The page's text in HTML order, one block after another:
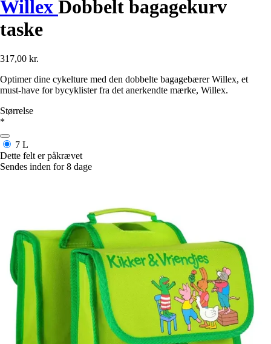
Willex Dobbelt bagagekurv
taske
317,00 kr.
Optimer dine cykelture med den dobbelte bagagebærer Willex, et
must-have for bycyklister fra det anerkendte mærke, Willex.
Størrelse
*
7 L
Dette felt er påkrævet
Sendes inden for 8 dage